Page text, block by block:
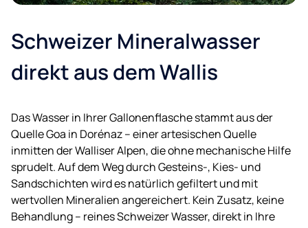
Schweizer Mineralwasser
direkt aus dem Wallis
Das Wasser in Ihrer Gallonenflasche stammt aus der
Quelle Goa in Dorénaz – einer artesischen Quelle
inmitten der Walliser Alpen, die ohne mechanische Hilfe
sprudelt. Auf dem Weg durch Gesteins-, Kies- und
Sandschichten wird es natürlich gefiltert und mit
wertvollen Mineralien angereichert. Kein Zusatz, keine
Behandlung – reines Schweizer Wasser, direkt in Ihre